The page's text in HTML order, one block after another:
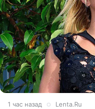
1 час назад Lenta.Ru